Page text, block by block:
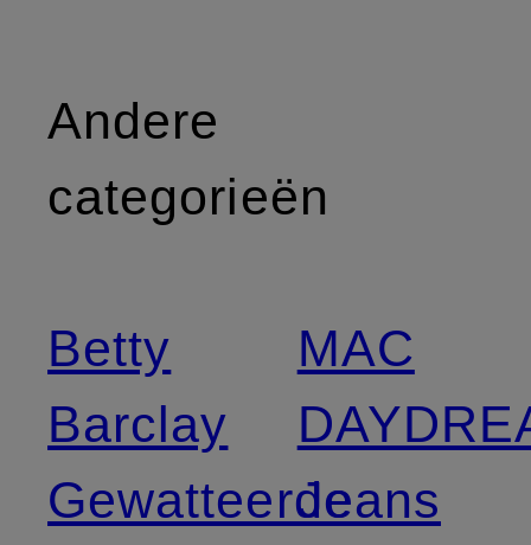
Andere
categorieën
Betty
Barclay
Gewatteerde
MAC
Jeans